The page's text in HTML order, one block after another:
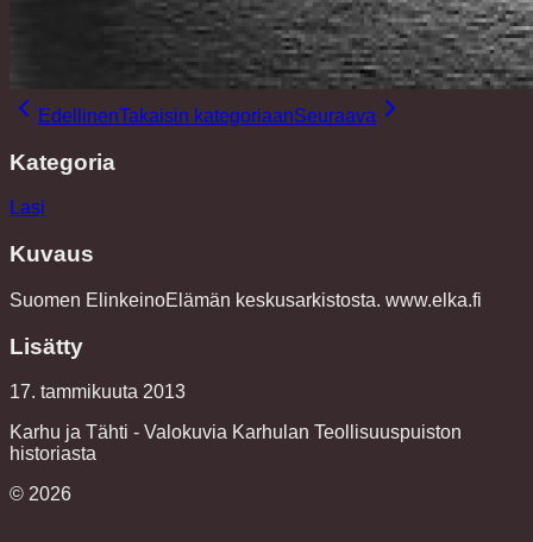
EdellinenTakaisin kategoriaanSeuraava
Kategoria
Lasi
Kuvaus
Suomen ElinkeinoElämän keskusarkistosta. www.elka.fi
Lisätty
17. tammikuuta 2013
Karhu ja Tähti - Valokuvia Karhulan Teollisuuspuiston
historiasta
© 2026